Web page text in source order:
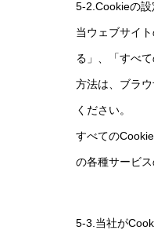
5-2.Cookieの設
当ウェブサイ
る」、「すべ
方法は、ブラ
ください。
すべての
の各種サービ
5-3.当社が